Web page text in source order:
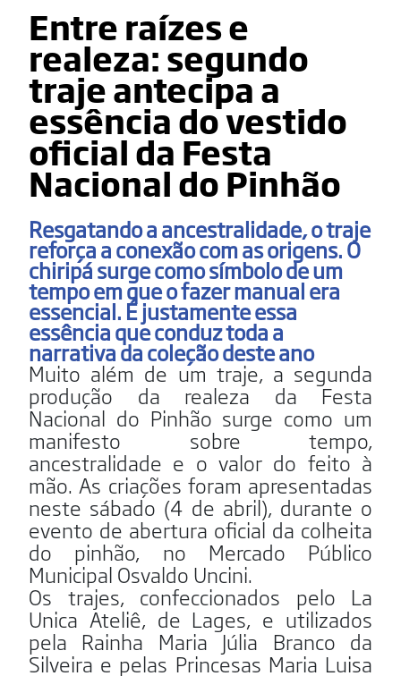
Entre raízes e
realeza: segundo
traje antecipa a
essência do vestido
oficial da Festa
Nacional do Pinhão
Resgatando a ancestralidade, o traje
reforça a conexão com as origens. O
chiripá surge como símbolo de um
tempo em que o fazer manual era
essencial. É justamente essa
essência que conduz toda a
narrativa da coleção deste ano
Muito além de um traje, a segunda
produção da realeza da Festa
Nacional do Pinhão surge como um
manifesto sobre tempo,
ancestralidade e o valor do feito à
mão. As criações foram apresentadas
neste sábado (4 de abril), durante o
evento de abertura oficial da colheita
do pinhão, no Mercado Público
Municipal Osvaldo Uncini.
Os trajes, confeccionados pelo La
Unica Ateliê, de Lages, e utilizados
pela Rainha Maria Júlia Branco da
Silveira e pelas Princesas Maria Luisa